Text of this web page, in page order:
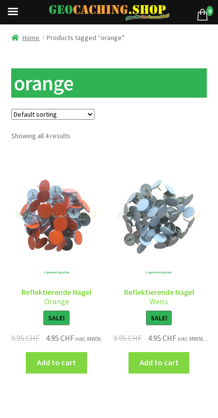
Home Products tagged “orange”
orange
Showing all 4 results
Reflektierende Nägel
Orange
SALE!
9.95CHF 4.95 CHF inkl. MWSt.
Add to cart
Reflektierende Nägel
Weiss
SALE!
9.95CHF 4.95CHF inkl. MWSt.
Add to cart
0